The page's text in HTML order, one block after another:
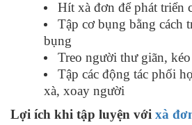
Hít xà đơn để phát triển
Tập cơ bụng bằng cách
bụng
Treo người thư giãn,
Tập các động tác phối
xà, xoay người
Lợi ích khi tập luyện với xà